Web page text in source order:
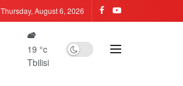
Thursday, August 6, 2026
19 °c
Tbilisi